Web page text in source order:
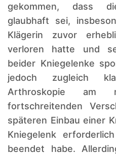
gekommen, dass
glaubhaft sei,
Klägerin zuvor
verloren hatte und
beider Kniegelenke
jedoch zugleich
Arthroskopie am
fortschreitenden
späteren Einbau einer
Kniegelenk
beendet habe.